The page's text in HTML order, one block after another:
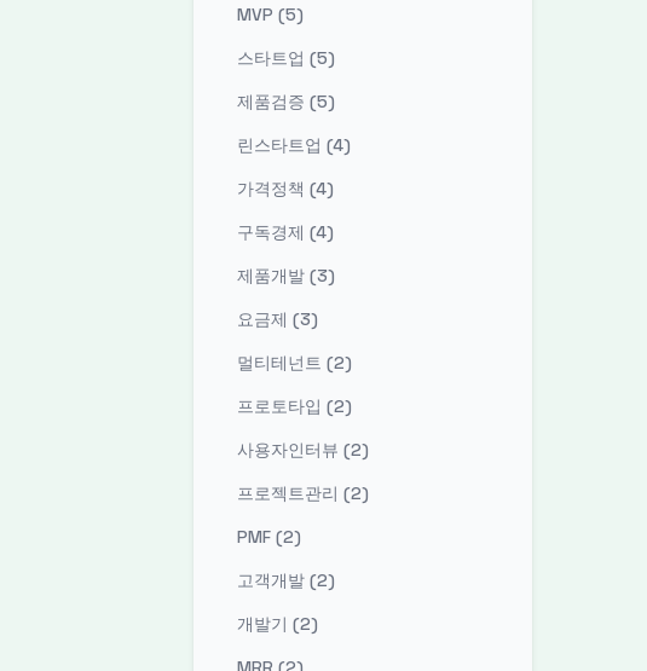
MVP (5)
스타트업 (5)
제품검증 (5)
린스타트업 (4)
가격정책 (4)
구독경제 (4)
제품개발 (3)
요금제 (3)
멀티테넌트 (2)
프로토타입 (2)
사용자인터뷰 (2)
프로젝트관리 (2)
PMF (2)
고객개발 (2)
개발기 (2)